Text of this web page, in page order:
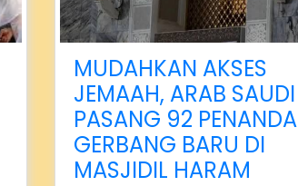
MUDAHKAN AKSES
JEMAAH, ARAB SAUDI
PASANG 92 PENANDA
GERBANG BARU DI
MASJIDIL HARAM